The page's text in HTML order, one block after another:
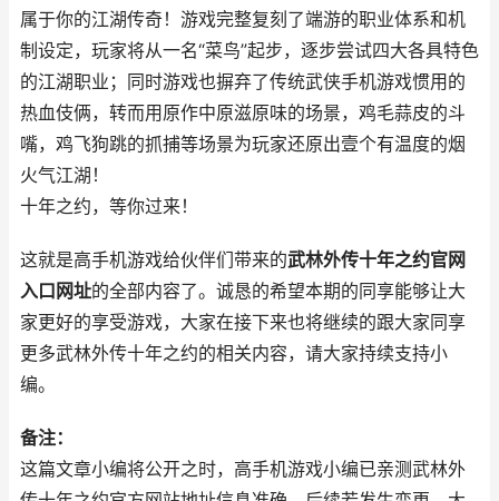
属于你的江湖传奇！游戏完整复刻了端游的职业体系和机
制设定，玩家将从一名“菜鸟”起步，逐步尝试四大各具特色
的江湖职业；同时游戏也摒弃了传统武侠手机游戏惯用的
热血伎俩，转而用原作中原滋原味的场景，鸡毛蒜皮的斗
嘴，鸡飞狗跳的抓捕等场景为玩家还原出壹个有温度的烟
火气江湖！
十年之约，等你过来！
这就是高手机游戏给伙伴们带来的武林外传十年之约官网
入口网址的全部内容了。诚恳的希望本期的同享能够让大
家更好的享受游戏，大家在接下来也将继续的跟大家同享
更多武林外传十年之约的相关内容，请大家持续支持小
编。
备注：
这篇文章小编将公开之时，高手机游戏小编已亲测武林外